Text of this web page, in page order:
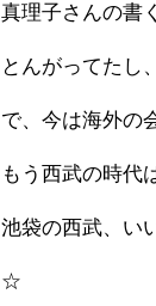
真理子さんの書
とんがってたし
で、今は海外の
もう西武の時代
池袋の西武、い
☆